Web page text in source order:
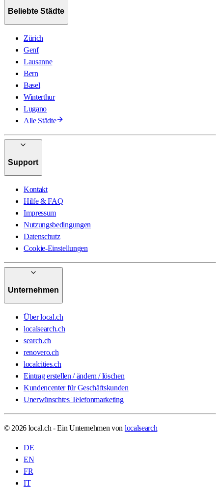
Beliebte Städte
Zürich
Genf
Lausanne
Bern
Basel
Winterthur
Lugano
Alle Städte
Support
Kontakt
Hilfe & FAQ
Impressum
Nutzungsbedingungen
Datenschutz
Cookie-Einstellungen
Unternehmen
Über local.ch
localsearch.ch
search.ch
renovero.ch
localcities.ch
Eintrag erstellen / ändern / löschen
Kundencenter für Geschäftskunden
Unerwünschtes Telefonmarketing
© 2026 local.ch - Ein Unternehmen von localsearch
DE
EN
FR
IT